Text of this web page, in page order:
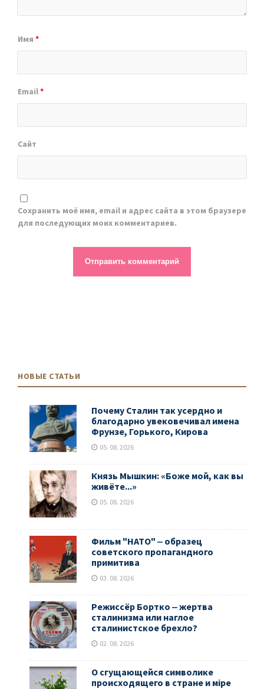
Имя *
Email*
Сайт
Сохранить моё имя, email и адрес сайта в этом браузере
для последующих моих комментариев.
НОВЫЕ СТАТЬИ
Почему Сталин так усердно и
благодарно увековечивал имена
Фрунзе, Горького, Кирова
05. 08. 2026
Князь Мышкин: «Боже мой, как вы
живёте...»
05. 08. 2026
Фильм "НАТО" ‒ образец
советского пропагандного
примитива
03. 08. 2026
Режиссёр Бортко ‒ жертва
сталинизма или наглое
сталинистское брехло?
02. 08. 2026
О сгущающейся символике
происходящего в стране и мiре